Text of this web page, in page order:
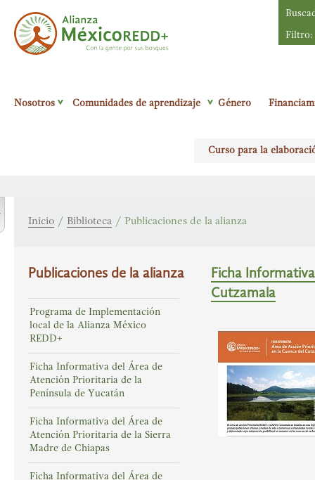
Filtro:
Nosotros Comunidades de aprendizaje Género
Curso para la
Inicio / Biblioteca / Publicaciones de la alianza
Publicaciones de la alianza
Programa de Implementación
local de la Alianza México
REDD+
Ficha Informativa del Área de
Atención Prioritaria de la
Península de Yucatán
Ficha Informativa del Área de
Atención Prioritaria de la Sierra
Madre de Chiapas
Ficha Informativa del Área de
Ficha
Cutzamala